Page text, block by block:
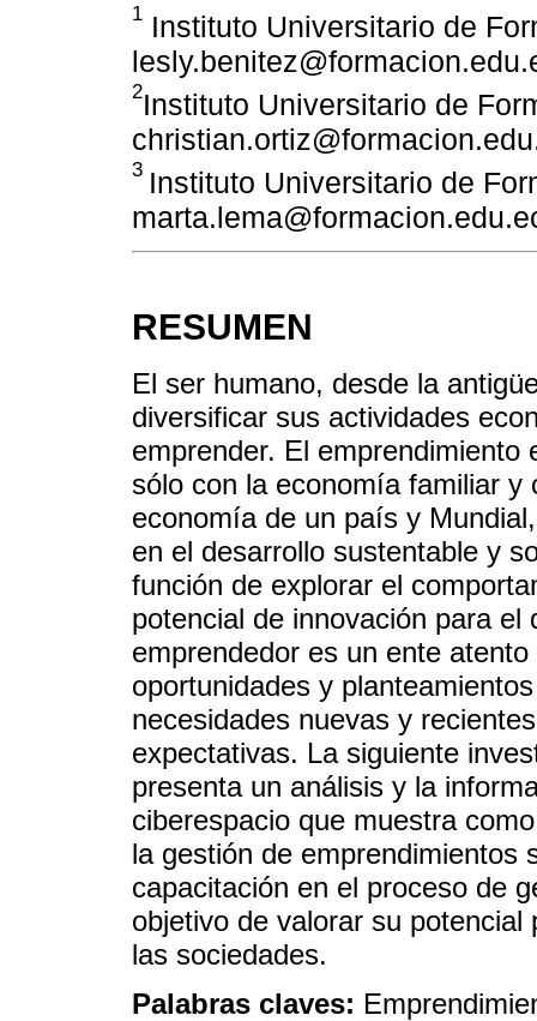
1 Instituto Universitario de
2Instituto Universitario de
3 Instituto Universitario de
RESUMEN
El ser humano, desde la
diversificar sus actividades
emprender. El
sólo con la economía familiar
economía de un país y
en el desarrollo sustentable y
función de explorar el
potencial de innovación para
emprendedor es un ente
oportunidades y
necesidades nuevas y
expectativas. La siguiente
presenta un análisis y la
ciberespacio que muestra
la gestión de emprendimientos
capacitación en el proceso de
objetivo de valorar su
las sociedades.
Palabras claves: